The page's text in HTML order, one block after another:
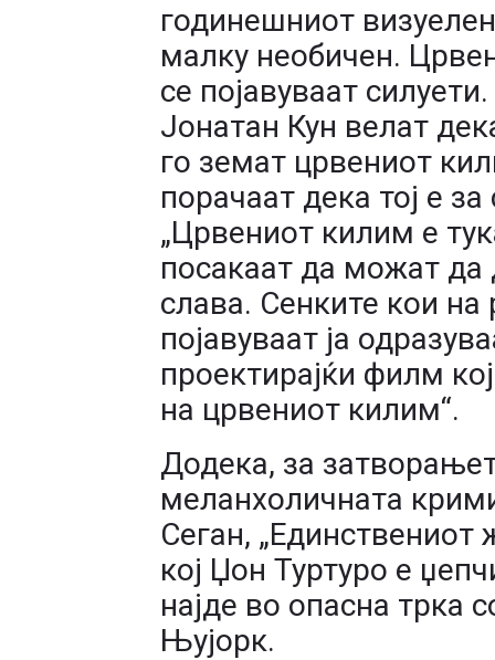
годинешниот
малку необичен.
се појавуваат
Јонатан Кун велат
го земат црвениот
порачаат дека тој е
„Црвениот килим е
посакаат да можат
слава. Сенките кои
појавуваат ја
проектирајќи филм
на црвениот килим“.
Додека, за
меланхоличната
Сеган, „Единствениот
кој Џон Туртуро е
најде во опасна трка
Њујорк.